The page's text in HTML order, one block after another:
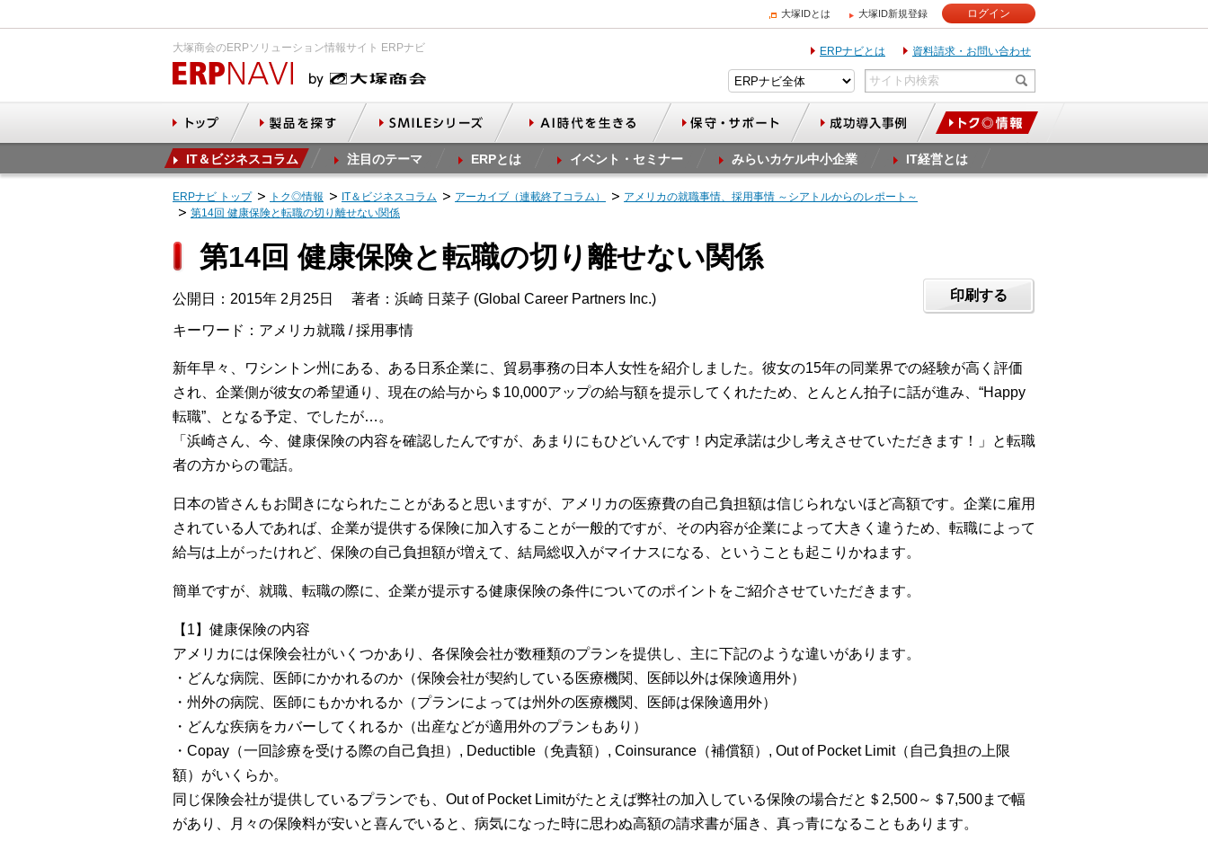
大塚IDとは 大塚ID新規登録 ログイン
大塚商会のERPソリューション情報サイト ERPナビ ERPナビとは 資料請求・お問い合わせ
IT＆ビジネスコラム 注目のテーマ ERPとは イベント・セミナー みらいカケル中小企業 IT経営とは
ERPナビ トップ トク◎情報 IT＆ビジネスコラム アーカイブ（連載終了コラム）
アメリカの就職事情、採用事情 ～シアトルからのレポート～
第14回 健康保険と転職の切り離せない関係
第14回 健康保険と転職の切り離せない関係
公開日：2015年 2月25日 著者：浜崎 日菜子 (Global Career Partners Inc.)
キーワード：アメリカ就職 / 採用事情
印刷する
新年早々、ワシントン州にある、ある日系企業に、貿易事務の日本人女性を紹介しました。彼女の15年の同業界での経験が高く評価
され、企業側が彼女の希望通り、現在の給与から＄10,000アップの給与額を提示してくれたため、とんとん拍子に話が進み、“Happy
転職”、となる予定、でしたが…。
「浜崎さん、今、健康保険の内容を確認したんですが、あまりにもひどいんです！内定承諾は少し考えさせていただきます！」と転職
者の方からの電話。
日本の皆さんもお聞きになられたことがあると思いますが、アメリカの医療費の自己負担額は信じられないほど高額です。企業に雇用
されている人であれば、企業が提供する保険に加入することが一般的ですが、その内容が企業によって大きく違うため、転職によって
給与は上がったけれど、保険の自己負担額が増えて、結局総収入がマイナスになる、ということも起こりかねます。
簡単ですが、就職、転職の際に、企業が提示する健康保険の条件についてのポイントをご紹介させていただきます。
【1】健康保険の内容
アメリカには保険会社がいくつかあり、各保険会社が数種類のプランを提供し、主に下記のような違いがあります。
・どんな病院、医師にかかれるのか（保険会社が契約している医療機関、医師以外は保険適用外）
・州外の病院、医師にもかかれるか（プランによっては州外の医療機関、医師は保険適用外）
・どんな疾病をカバーしてくれるか（出産などが適用外のプランもあり）
・Copay（一回診療を受ける際の自己負担）, Deductible（免責額）, Coinsurance（補償額）, Out of Pocket Limit（自己負担の上限
額）がいくらか。
同じ保険会社が提供しているプランでも、Out of Pocket Limitがたとえば弊社の加入している保険の場合だと＄2,500～＄7,500まで幅
があり、月々の保険料が安いと喜んでいると、病気になった時に思わぬ高額の請求書が届き、真っ青になることもあります。